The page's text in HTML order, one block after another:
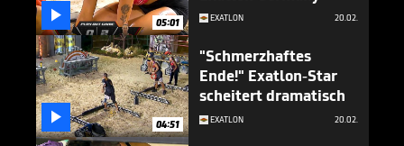
 05:01 EXATLON 20.02.
 04:51
"Schmerzhaftes
Ende!" Exatlon-Star
scheitert dramatisch
EXATLON 20.02.